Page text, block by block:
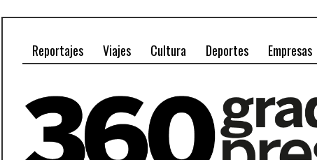
Reportajes Viajes Cultura Deportes Empresas